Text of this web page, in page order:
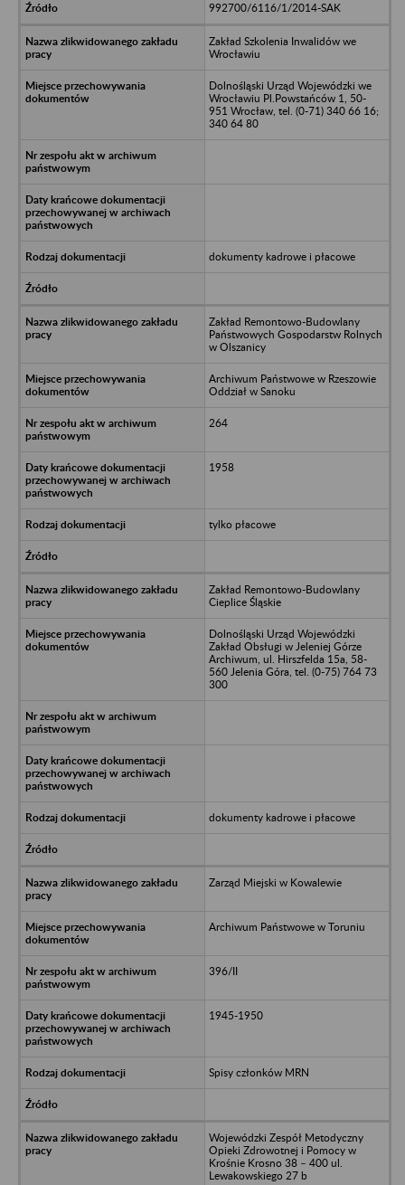
992700/6116/1/2014-SAK
Zakład Szkolenia Inwalidów we
Wrocławiu
Dolnośląski Urząd Wojewódzki we
Wrocławiu Pl.Powstańców 1, 50-
951 Wrocław, tel. (0-71) 340 66 16;
340 64 80
dokumenty kadrowe i płacowe
Zakład Remontowo-Budowlany
Państwowych Gospodarstw Rolnych
w Olszanicy
Archiwum Państwowe w Rzeszowie
Oddział w Sanoku
264
1958
tylko płacowe
Zakład Remontowo-Budowlany
Cieplice Śląskie
Dolnośląski Urząd Wojewódzki
Zakład Obsługi w Jeleniej Górze
Archiwum, ul. Hirszfelda 15a, 58-
560 Jelenia Góra, tel. (0-75) 764 73
300
dokumenty kadrowe i płacowe
Zarząd Miejski w Kowalewie
Archiwum Państwowe w Toruniu
396/II
1945-1950
Spisy członków MRN
Wojewódzki Zespół Metodyczny
Opieki Zdrowotnej i Pomocy w
Krośnie Krosno 38 – 400 ul.
Lewakowskiego 27 b